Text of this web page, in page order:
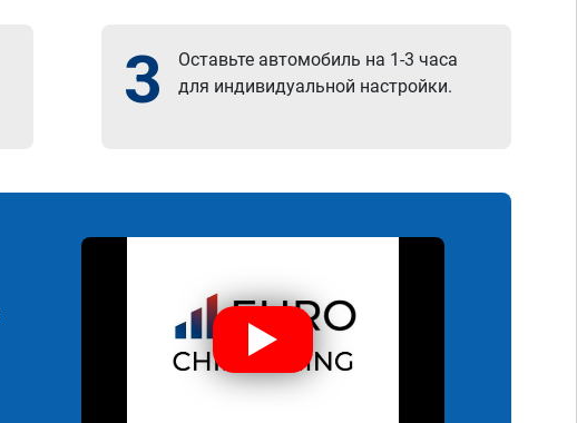
3
Оставьте автомобиль на 1-3 часа
для индивидуальной настройки.